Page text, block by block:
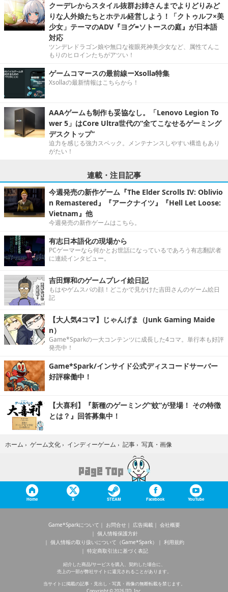
クーデレからスタイル抜群お姉さんまでよりどりみど
りな人外娘たちとホテル経営しよう！「クトゥルフ×美
少女」テーマのADV『ヨグ=ソトースの庭』が日本語
対応
ツンデレドラゴン娘や無口な複眼死神美少女など、属性てんこ
もりのヒロインたちがアツい！
ゲームコマースの最前線ーXsolla特集
Xsollaの最新情報はこちらから！
AAAゲームも制作も妥協なし。「Lenovo Legion To
wer 5」はCore Ultra世代の“全てこなせるゲーミング
デスクトップ”
迫力を感じる強力スペック。メンテナンスしやすい構造もあり
がたい！
連載・注目記事
今週発売の新作ゲーム『The Elder Scrolls IV: Oblivio
n Remastered』『アークナイツ』『Hell Let Loose:
Vietnam』他
今週発売の新作ゲームはこちら。
有志日本語化の現場から
PCゲーマーなら何かとお世話になっているであろう有志翻訳者
に連続インタビュー。
吉田輝和のゲームプレイ絵日記
もはやゲムスパの顔！どこかで見かけた吉田さんのゲーム絵日
記
【大人気4コマ】じゃんげま（Junk Gaming Maide
n）
Game*Sparkの一大コンテンツに成長した4コマ。単行本も好評
発売中！
Game*Spark/インサイド公式ディスコードサーバー
好評稼働中！
【大喜利】『新種のゲーミング“蚊”が登場！ その特徴
とは？』回答募集中！
ホーム › ゲーム文化 › インディーゲーム › 記事 › 写真・画像
Home X STEAM Facebook YouTube
Game*Sparkについて お問合せ 広告掲載
会社概要
個人情報保護方針
個人情報の取り扱いについて（Game*Spark）
利用規約
特定商取引法に基づく表記
紹介した商品/サービスを購入、契約した場合に、
売上の一部が弊社サイトに還元されることがあります。
当サイトに掲載の記事・見出し・写真・画像の無断転載を禁じます。